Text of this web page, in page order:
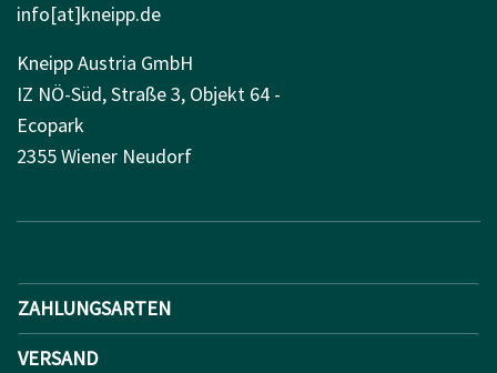
info[at]kneipp.de
Kneipp Austria GmbH
IZ NÖ-Süd, Straße 3, Objekt 64 -
Ecopark
2355 Wiener Neudorf
ZAHLUNGSARTEN
VERSAND